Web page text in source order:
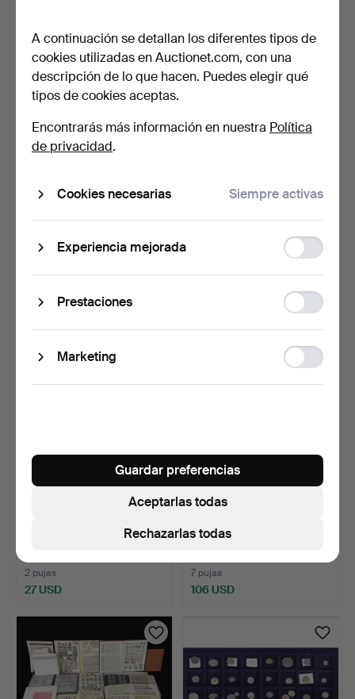
Estimación
41 USD
10 pujas
69 USD
COLECCIÓN DE
MEDALLAS, 50 piezas,
4 pujas
MONEDAS, Suecia, entre
otras de plata.
MONEDAS, Ecu, 28 uds.
2 pujas
27 USD
siglos XIX/XX.
7 pujas
106 USD
A continuación se detallan los diferentes tipos de
cookies utilizadas en Auctionet.com, con una
descripción de lo que hacen. Puedes elegir qué
tipos de cookies aceptas.
Encontrarás más información en nuestra Política
de privacidad.
Cookies necesarias Siempre activas
Experiencia mejorada
storage
Prestaciones
storage
Marketing
Ad
storage
Rechazarlas todas
Aceptarlas todas
Guardar preferencias